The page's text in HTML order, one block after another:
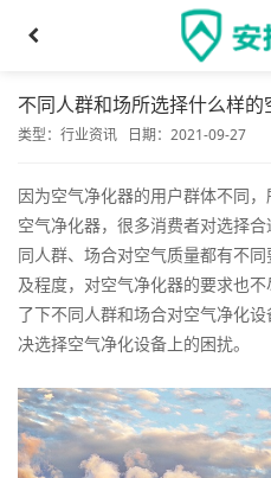
不同人群和场所选择什么样的
类型： 行业资讯 日期：2021-09-27
因为空气净化器的用户群体不同
空气净化器，很多消费者对选择
同人群、场合对空气质量都有不
及程度，对空气净化器的要求也
了下不同人群和场合对空气净化
决选择空气净化设备上的困扰。